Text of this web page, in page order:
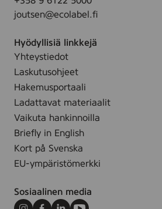
joutsen@ecolabel.fi
Hyödyllisiä linkkejä
Yhteystiedot
Laskutusohjeet
Hakemusportaali
Ladattavat materiaalit
Vaikuta hankinnoilla
Briefly in English
Kort på Svenska
EU-ympäristömerkki
Sosiaalinen media